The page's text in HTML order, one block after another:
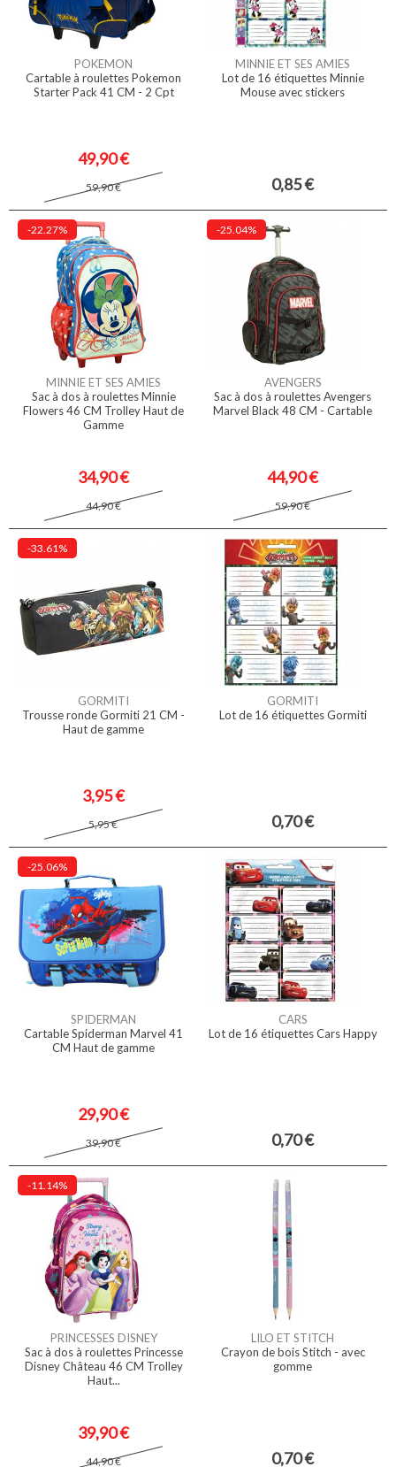
POKEMON
Cartable à roulettes Pokemon
Starter Pack 41 CM - 2 Cpt
49,90 €
59,90 €
MINNIE ET SES AMIES
Lot de 16 étiquettes Minnie
Mouse avec stickers
0,85 €
-22.27%
MINNIE ET SES AMIES
Sac à dos à roulettes Minnie
Flowers 46 CM Trolley Haut de
Gamme
34,90 €
44,90 €
-25.04%
AVENGERS
Sac à dos à roulettes Avengers
Marvel Black 48 CM - Cartable
44,90 €
59,90 €
-33.61%
GORMITI
Trousse ronde Gormiti 21 CM -
Haut de gamme
3,95 €
5,95 €
GORMITI
Lot de 16 étiquettes Gormiti
0,70 €
-25.06%
SPIDERMAN
Cartable Spiderman Marvel 41
CM Haut de gamme
29,90 €
39,90 €
CARS
Lot de 16 étiquettes Cars Happy
0,70 €
-11.14%
PRINCESSES DISNEY
Sac à dos à roulettes Princesse
Disney Château 46 CM Trolley
Haut...
39,90 €
44,90 €
LILO ET STITCH
Crayon de bois Stitch - avec
gomme
0,70 €